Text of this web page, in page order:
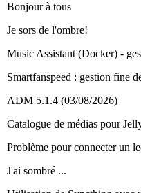
Bonjour à tous
Je sors de l'ombre!
Music Assistant (Docker) -
Smartfanspeed : gestion fine
ADM 5.1.4 (03/08/2026)
Catalogue de médias pour
Problème pour connecter un
J'ai sombré ...